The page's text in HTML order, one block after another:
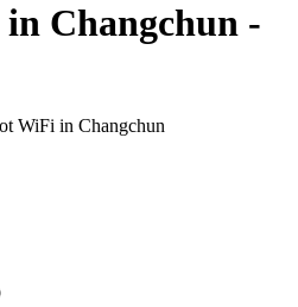
in Changchun -
WiFi in Changchun